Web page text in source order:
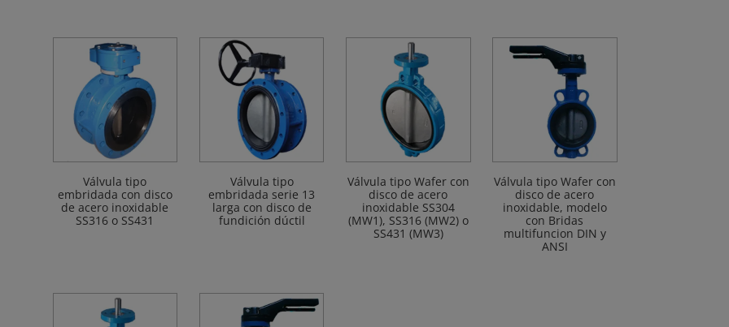
Válvula tipo
embridada con disco
de acero inoxidable
SS316 o SS431
Válvula tipo
embridada serie 13
larga con disco de
fundición dúctil
Válvula tipo Wafer con
disco de acero
inoxidable SS304
(MW1), SS316 (MW2) o
SS431 (MW3)
Válvula tipo Wafer con
disco de acero
inoxidable, modelo
con Bridas
multifuncion DIN y
ANSI